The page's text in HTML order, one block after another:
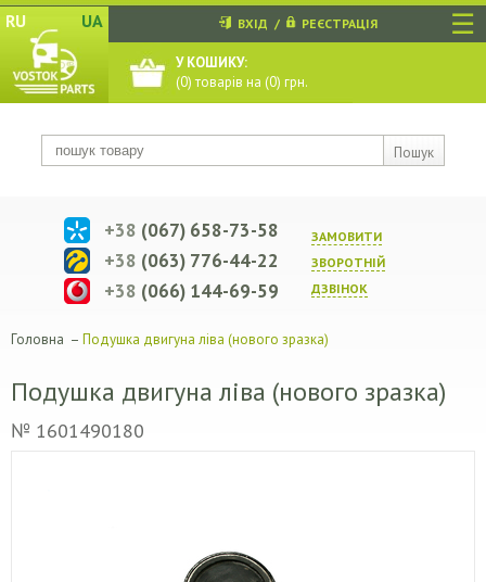
☰
RU UA
Пошук
ВХІД / РЕЄСТРАЦІЯ
У КОШИКУ:
(0) товарів на (0) грн.
ЗАМОВИТИ
ЗВОРОТНIЙ
ДЗВIНОК
+38 (067) 658-73-58
+38 (063) 776-44-22
+38 (066) 144-69-59
Головна – Подушка двигуна ліва (нового зразка)
Подушка двигуна ліва (нового зразка)
№ 1601490180